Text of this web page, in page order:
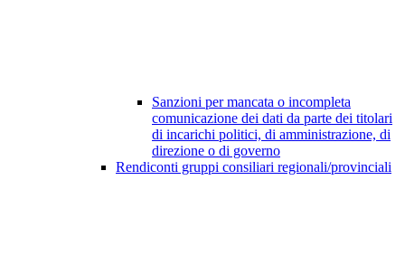
Sanzioni per mancata o incompleta
comunicazione dei dati da parte dei titolari
di incarichi politici, di amministrazione, di
direzione o di governo
Rendiconti gruppi consiliari regionali/provinciali